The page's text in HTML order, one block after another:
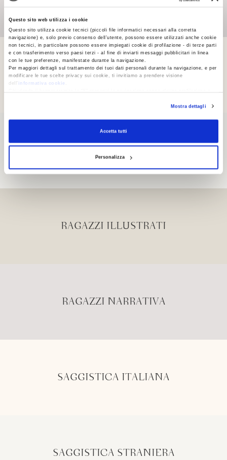
Questo sito web utilizza i cookie
Questo sito utilizza cookie tecnici (piccoli file informatici necessari alla corretta
navigazione) e, solo previo consenso dell’utente, possono essere utilizzati anche cookie
non tecnici, in particolare possono essere impiegati cookie di profilazione - di terze parti
e con trasferimento verso paesi terzi - al fine di inviarti messaggi pubblicitari in linea
con le tue preferenze, manifestate durante la navigazione.
Per maggiori dettagli sul trattamento dei tuoi dati personali durante la navigazione, e per
modificare le tue scelte privacy sui cookie, ti invitiamo a prendere visione
dell’
informativa cookie
RevocaMostra dettagli
Accetta tutti
Personalizza
PASSAGGI
RAGAZZI ILLUSTRATI
RAGAZZI NARRATIVA
SAGGISTICA ITALIANA
SAGGISTICA STRANIERA